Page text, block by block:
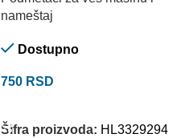
nameštaj
Dostupno
750 RSD
Šifra proizvoda: HL3329294